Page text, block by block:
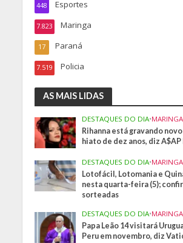
Esportes
448
Maringa
7.823
Paraná
17
Policia
7.519
AS MAIS LIDAS
DESTAQUES DO DIA•MARINGA
Rihanna está gravando
hiato de dez anos, diz A$AP
DESTAQUES DO DIA•MARINGA
Lotofácil, Lotomania e
nesta quarta-feira (5);
sorteadas
DESTAQUES DO DIA•MARINGA
Papa Leão 14 visitará
Peru em novembro, diz